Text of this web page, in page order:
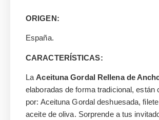
ORIGEN:
España.
CARACTERÍSTICAS:
LaAceituna Gordal Rellena de
elaboradas de forma tradicional, están
por: Aceituna Gordal deshuesada,
aceite de oliva. Sorprende a tus